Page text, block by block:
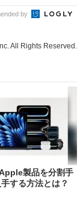
by
All Rights Reserved.
製品を分割手
する方法とは？